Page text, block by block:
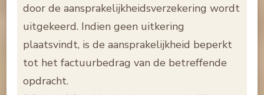
door de aansprakelijkheidsverzekering wordt
uitgekeerd. Indien geen uitkering
plaatsvindt, is de aansprakelijkheid beperkt
tot het factuurbedrag van de betreffende
opdracht.